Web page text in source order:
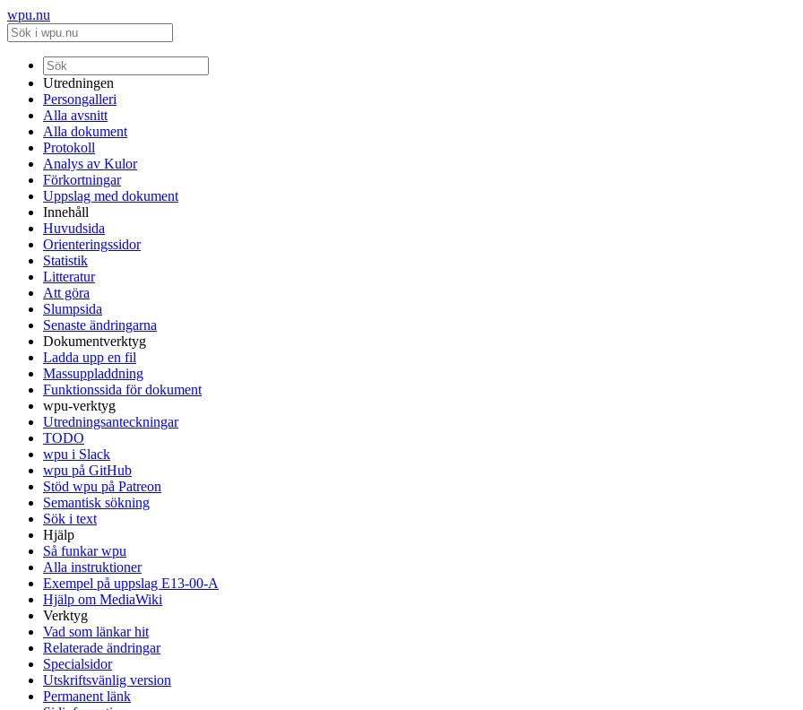
wpu.nu
Utredningen
Persongalleri
Alla avsnitt
Alla dokument
Protokoll
Analys av Kulor
Förkortningar
Uppslag med dokument
Innehåll
Huvudsida
Orienteringssidor
Statistik
Litteratur
Att göra
Slumpsida
Senaste ändringarna
Dokumentverktyg
Ladda upp en fil
Massuppladdning
Funktionssida för dokument
wpu-verktyg
Utredningsanteckningar
TODO
wpu i Slack
wpu på GitHub
Stöd wpu på Patreon
Semantisk sökning
Sök i text
Hjälp
Så funkar wpu
Alla instruktioner
Exempel på uppslag E13-00-A
Hjälp om MediaWiki
Verktyg
Vad som länkar hit
Relaterade ändringar
Specialsidor
Utskriftsvänlig version
Permanent länk